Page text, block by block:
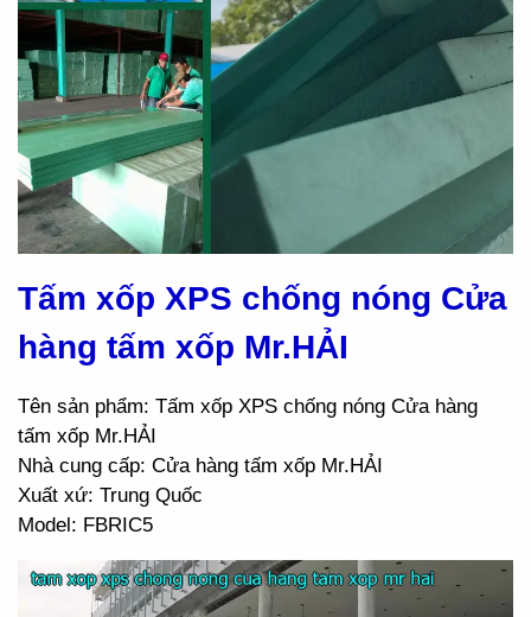
Tấm xốp XPS chống nóng Cửa
hàng tấm xốp Mr.HẢI
Tên sản phẩm: Tấm xốp XPS chống nóng Cửa hàng
tấm xốp Mr.HẢI
Nhà cung cấp: Cửa hàng tấm xốp Mr.HẢI
Xuất xứ: Trung Quốc
Model: FBRIC5